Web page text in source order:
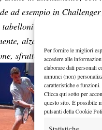
Per fornire le migliori
accedere alle
elaborare dati personali
annunci (non)
caratteristiche e funzioni.
Clicca qui sotto per
questo sito. È possibile
pulsanti della Cookie
ad esempio in
a 500, somigliano
alzare il tuo livello di
sfruttabili anche nei